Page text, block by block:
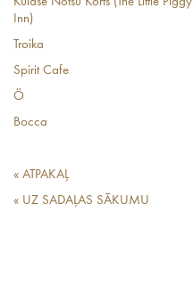
Inn)
Troika
Spirit Cafe
Ö
Bocca
« ATPAKAĻ
« UZ SADAĻAS SĀKUMU